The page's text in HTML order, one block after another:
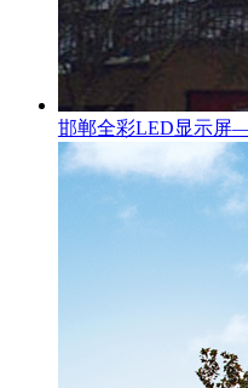
邯郸全彩LED显示屏